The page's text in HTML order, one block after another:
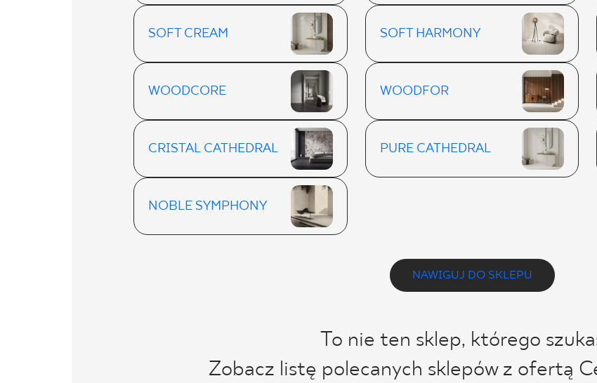
SOFT CREAM SOFT HARMONY
WOODCORE WOODFOR
CRISTAL CATHEDRAL PURE CATHEDRAL
NOBLE SYMPHONY
NAWIGUJ DO SKLEPU
To nie ten sklep, którego
Zobacz listę polecanych sklepów z ofertą